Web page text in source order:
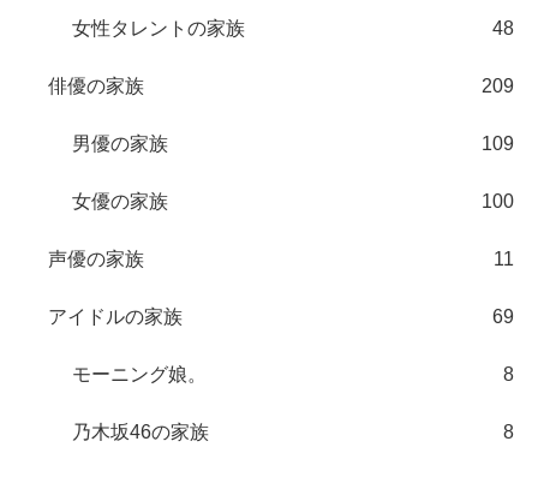
女性タレントの家族 48
俳優の家族 209
男優の家族 109
女優の家族 100
声優の家族 11
アイドルの家族 69
モーニング娘。 8
乃木坂46の家族 8